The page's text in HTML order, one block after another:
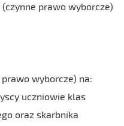
prawo wyborcze)
wyborcze) na:
uczniowie klas
oraz skarbnika